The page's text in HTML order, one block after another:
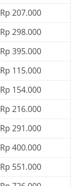
Rp 207.000
Rp 298.000
Rp 395.000
Rp 115.000
Rp 154.000
Rp 216.000
Rp 291.000
Rp 400.000
Rp 551.000